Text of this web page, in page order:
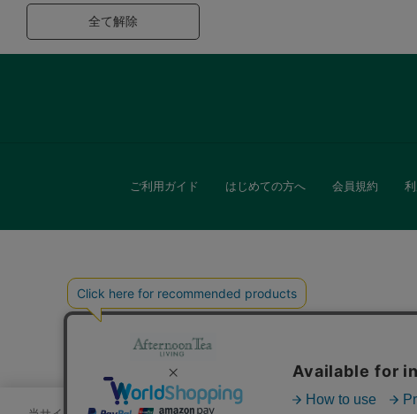
全て解除
ご利用ガイド はじめての方へ 会員規約